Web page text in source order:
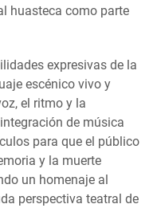
huasteca como parte
expresivas de la
escénico vivo y
el ritmo y la
de música
para que el público
y la muerte
un homenaje al
perspectiva teatral de